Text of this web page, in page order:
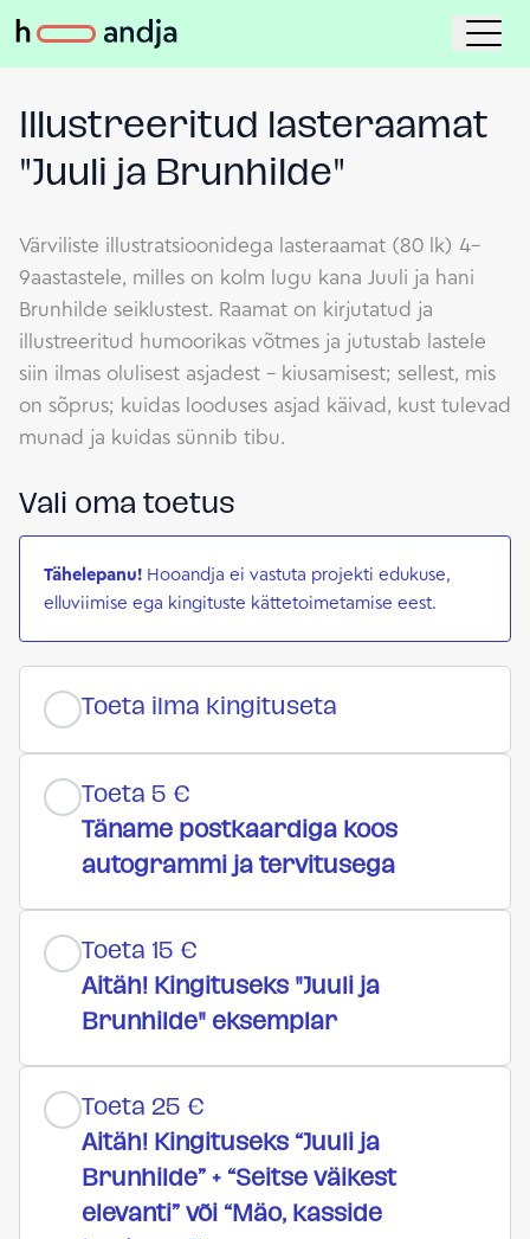
Illustreeritud lasteraamat
"Juuli ja Brunhilde"
Värviliste illustratsioonidega lasteraamat (80 lk) 4–
9aastastele, milles on kolm lugu kana Juuli ja hani
Brunhilde seiklustest. Raamat on kirjutatud ja
illustreeritud humoorikas võtmes ja jutustab lastele
siin ilmas olulisest asjadest – kiusamisest; sellest, mis
on sõprus; kuidas looduses asjad käivad, kust tulevad
munad ja kuidas sünnib tibu.
Vali oma toetus
Tähelepanu! Hooandja ei vastuta projekti edukuse,
elluviimise ega kingituste kättetoimetamise eest.
Toeta ilma kingituseta
Toeta 5 €
Täname postkaardiga koos
autogrammi ja tervitusega
Toeta 15 €
Aitäh! Kingituseks "Juuli ja
Brunhilde" eksemplar
Toeta 25 €
Aitäh! Kingituseks “Juuli ja
Brunhilde” + “Seitse väikest
elevanti” või “Mäo, kasside